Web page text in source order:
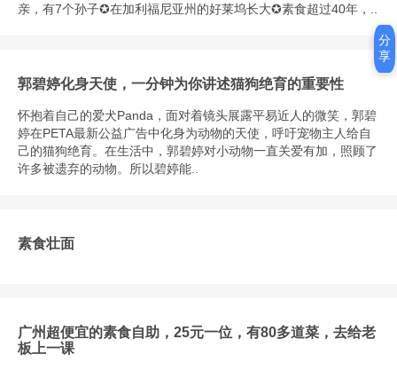
亲，有7个孙子✪在加利福尼亚州的好莱坞长大✪素食超过40年，..
郭碧婷化身天使，一分钟为你讲述猫狗绝育的重要性
怀抱着自己的爱犬Panda，面对着镜头展露平易近人的微笑，郭碧
婷在PETA最新公益广告中化身为动物的天使，呼吁宠物主人给自
己的猫狗绝育。在生活中，郭碧婷对小动物一直关爱有加，照顾了
许多被遗弃的动物。所以碧婷能..
素食壮面
广州超便宜的素食自助，25元一位，有80多道菜，去给老
板上一课
分
享